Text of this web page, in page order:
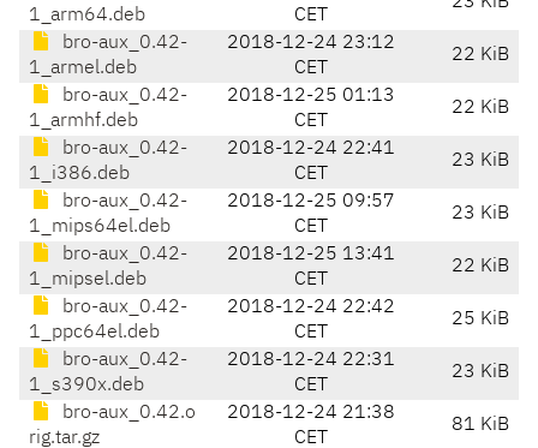
1_arm64.deb
CET
bro-aux_0.42-
1_armel.deb
2018-12-24 23:12
CET
22 KiB
bro-aux_0.42-
1_armhf.deb
2018-12-25 01:13
CET
22 KiB
bro-aux_0.42-
1_i386.deb
2018-12-24 22:41
CET
23 KiB
bro-aux_0.42-
1_mips64el.deb
2018-12-25 09:57
CET
23 KiB
bro-aux_0.42-
1_mipsel.deb
2018-12-25 13:41
CET
22 KiB
bro-aux_0.42-
1_ppc64el.deb
2018-12-24 22:42
CET
25 KiB
bro-aux_0.42-
1_s390x.deb
2018-12-24 22:31
CET
23 KiB
bro-aux_0.42.o
rig.tar.gz
2018-12-24 21:38
CET
81 KiB